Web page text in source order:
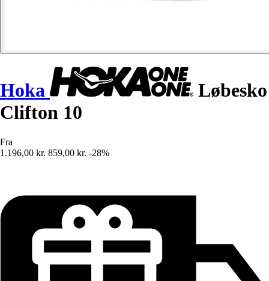
Hoka
Løbesko
Clifton 10
Fra
1.196,00 kr. 859,00 kr. -28%